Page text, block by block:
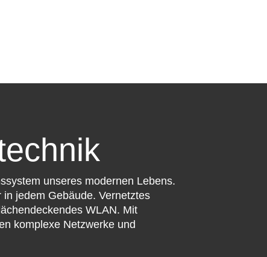
unseres modernen Lebens.
jedem Gebäude. Vernetztes
WLAN. Mit
komplexe Netzwerke und